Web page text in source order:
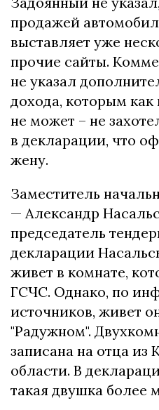
продажей
выставляет уже
прочие сайты.
не указал
дохода, которым
не может – не
в декларации, что
жену.
Заместитель
— Александр
председатель
декларации
живет в комнате,
ГСЧС. Однако, по
источников, живет
"Радужном".
записана на отца из
области. В
такая двушка более